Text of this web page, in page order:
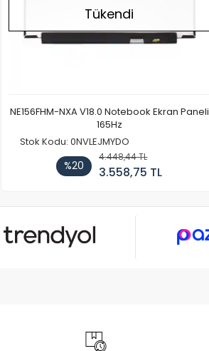
Tükendi
NE156FHM-NXA V18.0 Notebook Ekran Paneli
165Hz
Stok Kodu: 0NVLEJMYDO
%20
4.448,44 TL
3.558,75 TL